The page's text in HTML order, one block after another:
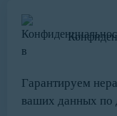
Гарантируем
ваших данных по